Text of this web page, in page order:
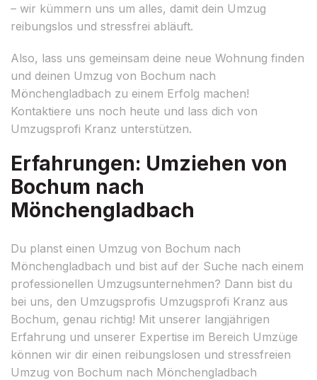
– wir kümmern uns um alles, damit dein Umzug
reibungslos und stressfrei abläuft.
Also, lass uns gemeinsam deine neue Wohnung finden
und deinen Umzug von Bochum nach
Mönchengladbach zu einem Erfolg machen!
Kontaktiere uns noch heute und lass dich von
Umzugsprofi Kranz unterstützen.
Erfahrungen: Umziehen von
Bochum nach
Mönchengladbach
Du planst einen Umzug von Bochum nach
Mönchengladbach und bist auf der Suche nach einem
professionellen Umzugsunternehmen? Dann bist du
bei uns, den Umzugsprofis Umzugsprofi Kranz aus
Bochum, genau richtig! Mit unserer langjährigen
Erfahrung und unserer Expertise im Bereich Umzüge
können wir dir einen reibungslosen und stressfreien
Umzug von Bochum nach Mönchengladbach